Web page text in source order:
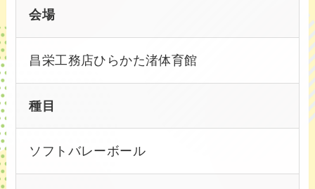
会場
昌栄工務店ひらかた渚体育館
種目
ソフトバレーボール